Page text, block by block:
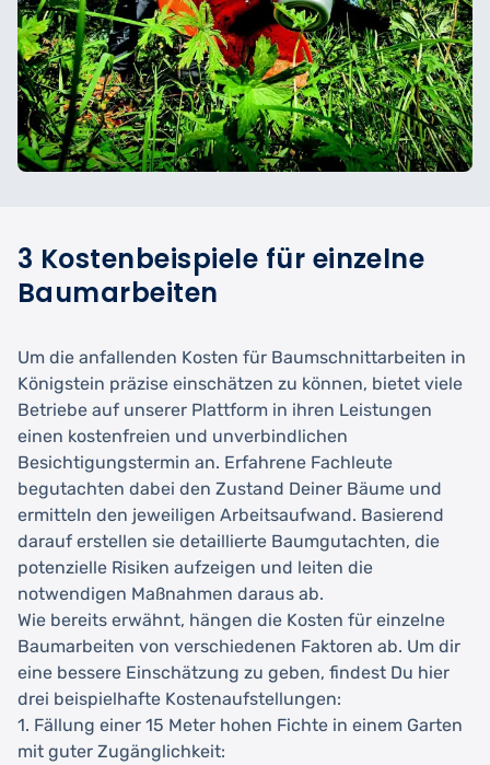
3 Kostenbeispiele für einzelne
Baumarbeiten
Um die anfallenden Kosten für Baumschnittarbeiten in
Königstein präzise einschätzen zu können, bietet viele
Betriebe auf unserer Plattform in ihren Leistungen
einen kostenfreien und unverbindlichen
Besichtigungstermin an. Erfahrene Fachleute
begutachten dabei den Zustand Deiner Bäume und
ermitteln den jeweiligen Arbeitsaufwand. Basierend
darauf erstellen sie detaillierte Baumgutachten, die
potenzielle Risiken aufzeigen und leiten die
notwendigen Maßnahmen daraus ab.
Wie bereits erwähnt, hängen die Kosten für einzelne
Baumarbeiten von verschiedenen Faktoren ab. Um dir
eine bessere Einschätzung zu geben, findest Du hier
drei beispielhafte Kostenaufstellungen:
1. Fällung einer 15 Meter hohen Fichte in einem Garten
mit guter Zugänglichkeit: